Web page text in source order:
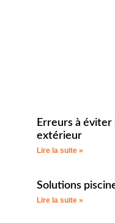
Erreurs à éviter
extérieur
Lire la suite »
Solutions
Lire la suite »